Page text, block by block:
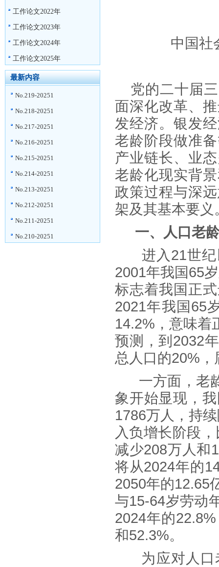
工作论文2022年
工作论文2023年
工作论文2024年
工作论文2025年
最新内容
No.219-20251
No.218-20251
No.217-20251
No.216-20251
No.215-20251
No.214-20251
No.213-20251
No.212-20251
No.211-20251
No.210-20251
中国社
党的二十届
面深化改革、
发经济。银发
老龄阶段做准
产业链长、业
老龄化现实背
政策过程与深
架及其基本要义
一、人口老
进入 21世
2001年我国65
标志着我国正
2021年我国 65
14.2% ，意味
预测，到 2032
总人口的20%
一方面，老
象开始显现，
1786万人，持
入负增长阶段
减少208万人和
将从2024年的
2050年的12.65
与15-64岁劳动
2024年的22.8%
和52.3%。
为应对人